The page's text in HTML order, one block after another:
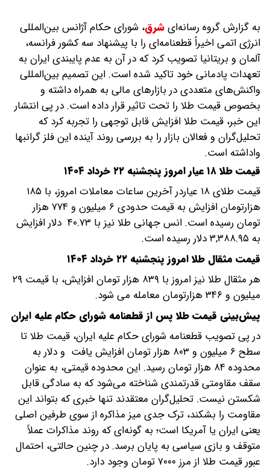
به گزارش گروه رسانه‌ایشرق، شورای حکام آژانس بین‌المللی
انرژی اتمی اخیراً قطعنامه‌ای را با پیشنهاد سه کشور فرانسه،
آلمان و بریتانیا تصویب کرد که در آن به عدم پایبندی ایران به
تعهدات پادمانی خود تاکید شده است. این تصمیم بین‌المللی
واکنش‌های متعددی در بازارهای مالی به همراه داشته و
بخصوص قیمت طلا را تحت تاثیر قرار داده است. در پی انتشار
این خبر، قیمت طلا افزایش قابل توجهی را تجربه کرد که
تحلیل‌گران و فعالان بازار را به بررسی روند آینده این فلز گرانبها
واداشته است.
قیمت طلا ۱۸ عیار امروز پنجشنبه ۲۲ خرداد ۱۴۰۴
قیمت طلای ۱۸ عیاردر آخرین ساعات معاملات امروز، با ۱۸۵
هزارتومان افزایش به قیمت حدودی ۶ میلیون و ۷۷۴ هزار
تومان رسیده است. انس جهانی طلا نیز با ۴۰.۷۳ دلار افزایش
به ۳,۳۸۸.۹۵ دلار رسیده است.
قیمت مثقال طلا امروز پنجشنبه ۲۲ خرداد ۱۴۰۴
هر مثقال طلا نیز امروز با ۸۳۹ هزار تومان افزایش، با قیمت ۲۹
میلیون و ۳۴۶ هزارتومان معامله می شود.
پیش‌بینی قیمت طلا پس از قطعنامه شورای حکام علیه ایران
در پی تصویب قطعنامه شورای حکام علیه ایران، قیمت طلا تا
سطح ۶ میلیون و ۸۰۳ هزار تومان افزایش یافت و دلار به
محدوده ۸۴ هزار تومان رسید. این محدوده قیمتی، به عنوان
سقف مقاومتی قدرتمندی شناخته می‌شود که به سادگی قابل
شکستن نیست. تحلیل‌گران معتقدند تنها خبری که بتواند این
مقاومت را بشکند، ترک جدی میز مذاکره از سوی طرفین اصلی
یعنی ایران یا آمریکا است؛ به گونه‌ای که روند مذاکرات عملاً
متوقف و بازی سیاسی به پایان برسد. در چنین حالتی، احتمال
عبور قیمت طلا از مرز ۷۰۰۰ تومان وجود دارد.